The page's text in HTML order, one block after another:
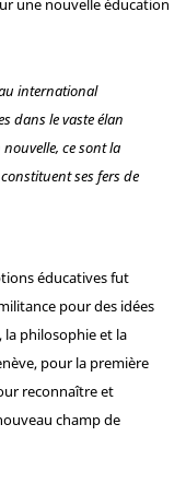
une nouvelle éducation
international
dans le vaste élan
ce sont la
ses fers de
éducatives fut
pour des idées
philosophie et la
pour la première
reconnaître et
champ de